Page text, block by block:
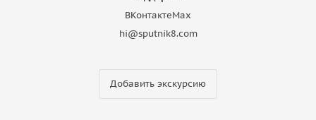
ВКонтактеMax
hi@sputnik8.com
Добавить экскурсию